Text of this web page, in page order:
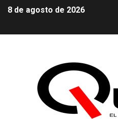
8 de agosto de 2026